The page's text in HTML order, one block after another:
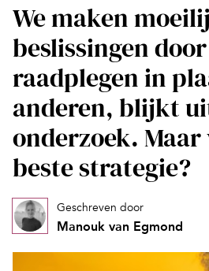
We maken
beslissingen
raadplegen in
anderen, blijkt
onderzoek. Maar
beste strategie?
Geschreven door
Manouk van Egmond